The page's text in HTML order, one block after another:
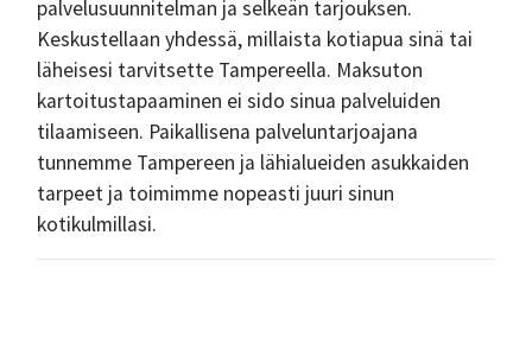
palvelusuunnitelman ja selkeän tarjouksen.
Keskustellaan yhdessä, millaista kotiapua sinä tai
läheisesi tarvitsette Tampereella. Maksuton
kartoitustapaaminen ei sido sinua palveluiden
tilaamiseen. Paikallisena palveluntarjoajana
tunnemme Tampereen ja lähialueiden asukkaiden
tarpeet ja toimimme nopeasti juuri sinun
kotikulmillasi.